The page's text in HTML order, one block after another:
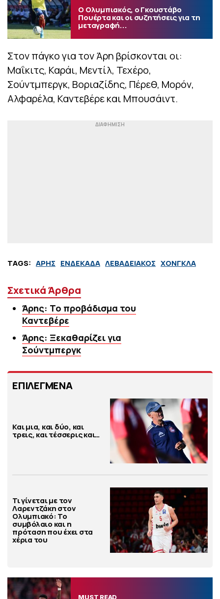
Ο Ολυμπιακός, ο Γκουστάβο
Πουέρτα και οι συζητήσεις για τη
μεταγραφή...
Στον πάγκο για τον Άρη βρίσκονται οι:
Μαΐκιτς, Καράι, Μεντίλ, Τεχέρο,
Σούντμπεργκ, Βοριαζίδης, Πέρεθ, Μορόν,
Αλφαρέλα, Καντεβέρε και Μπουσάιντ.
TAGS: ΑΡΗΣ ΕΝΔΕΚΑΔΑ ΛΕΒΑΔΕΙΑΚΟΣ ΧΟΝΓΚΛΑ
Σχετικά Άρθρα
Άρης: Το προβάδισμα του
Καντεβέρε
Άρης: Ξεκαθαρίζει για
Σούντμπεργκ
ΕΠΙΛΕΓΜΕΝΑ
Και μια, και δύο, και
τρεις, και τέσσερις και…
Τι γίνεται με τον
Λαρεντζάκη στον
Ολυμπιακό: Το
συμβόλαιο και η
πρόταση που έχει στα
χέρια του
MUST READ